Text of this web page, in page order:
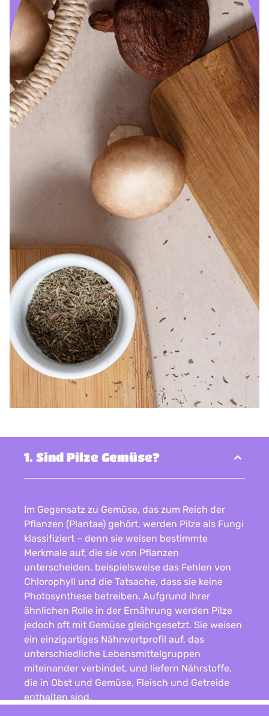
1. Sind Pilze Gemüse?
Im Gegensatz zu Gemüse, das zum Reich der
Pflanzen (Plantae) gehört, werden Pilze als Fungi
klassifiziert – denn sie weisen bestimmte
Merkmale auf, die sie von Pflanzen
unterscheiden, beispielsweise das Fehlen von
Chlorophyll und die Tatsache, dass sie keine
Photosynthese betreiben. Aufgrund ihrer
ähnlichen Rolle in der Ernährung werden Pilze
jedoch oft mit Gemüse gleichgesetzt. Sie weisen
ein einzigartiges Nährwertprofil auf, das
unterschiedliche Lebensmittelgruppen
miteinander verbindet, und liefern Nährstoffe,
die in Obst und Gemüse, Fleisch und Getreide
enthalten sind.